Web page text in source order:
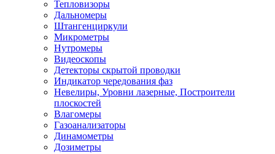
Тепловизоры
Дальномеры
Штангенциркули
Микрометры
Нутромеры
Видеоскопы
Детекторы скрытой проводки
Индикатор чередования фаз
Невелиры, Уровни лазерные, Построители
плоскостей
Влагомеры
Газоанализаторы
Динамометры
Дозиметры